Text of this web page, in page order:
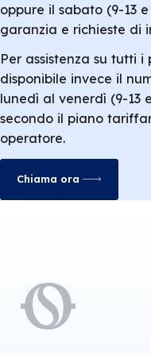
oppure il sabato (9-13
garanzia e richieste di
Per assistenza su tutti
disponibile invece il
lunedì al venerdì (9-13
secondo il piano
operatore.
Chiama ora